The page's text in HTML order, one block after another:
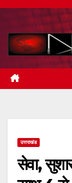
Skip
content
उत्तराखंड
सेवा,